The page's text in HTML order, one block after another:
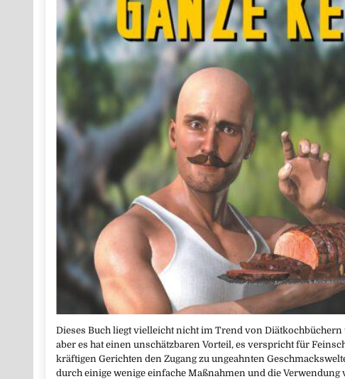
Dieses Buch liegt vielleicht nicht im Trend von Diätkochbüchern
aber es hat einen unschätzbaren Vorteil, es verspricht für
kräftigen Gerichten den Zugang zu ungeahnten
durch einige wenige einfache Maßnahmen und die Verwendung